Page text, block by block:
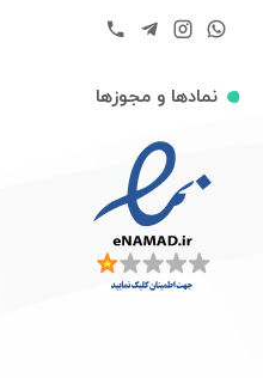
نمادها و مجوزها